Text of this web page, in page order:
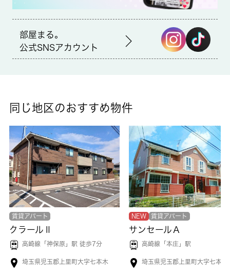
取引形態
備考
せん。快適な新築物件です。交通アクセスを重視して住まい探し
ある賃貸情報を豊富に取り扱っております。
部屋まる。
公式SNSアカウント
同じ地区のおすすめ物件
賃貸アパート
クラールⅡ
高崎線「 神保原 」駅 徒歩7分
埼玉県児玉郡上里町大字七本木
NEW 賃貸アパート
サンセールＡ
高崎線「本庄 」駅
埼玉県児玉郡上里町大字七本木